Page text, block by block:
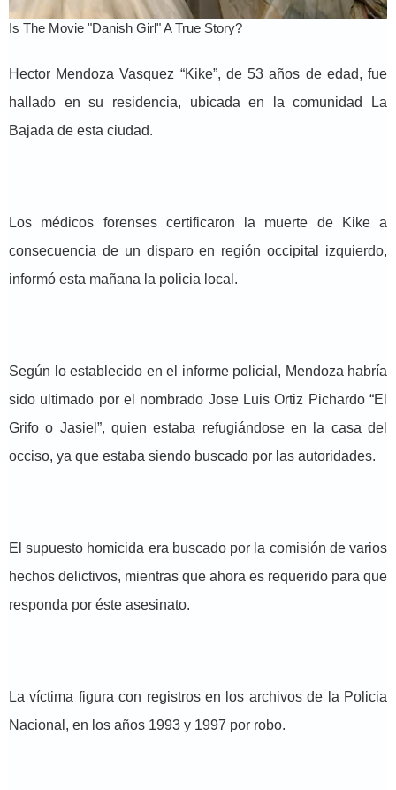
Hector Mendoza Vasquez “Kike”, de 53 años de edad, fue
hallado en su residencia, ubicada en la comunidad La
Bajada de esta ciudad.
Los médicos forenses certificaron la muerte de Kike a
consecuencia de un disparo en región occipital izquierdo,
informó esta mañana la policia local.
Según lo establecido en el informe policial, Mendoza habría
sido ultimado por el nombrado Jose Luis Ortiz Pichardo “El
Grifo o Jasiel”, quien estaba refugiándose en la casa del
occiso, ya que estaba siendo buscado por las autoridades.
El supuesto homicida era buscado por la comisión de varios
hechos delictivos, mientras que ahora es requerido para que
responda por éste asesinato.
La víctima figura con registros en los archivos de la Policia
Nacional, en los años 1993 y 1997 por robo.